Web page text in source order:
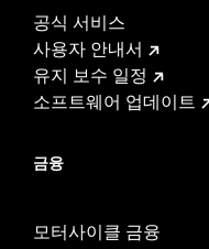
공식 서비스
사용자 안내서
유지 보수 일정
소프트웨어 업데이트
금융
모터사이클 금융